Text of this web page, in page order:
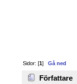
Sidor: [1] Gå ned
Författare